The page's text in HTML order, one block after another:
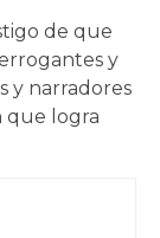
de que
y
y narradores
que logra